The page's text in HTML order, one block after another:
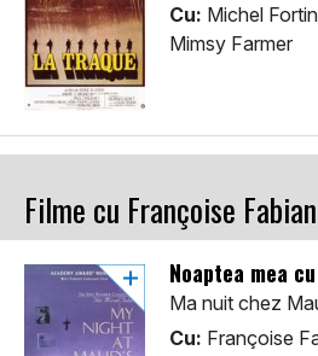
Cu: Michel
Mimsy Farmer
Filme cu Françoise Fabian
Noaptea mea
Ma nuit chez
Cu: Françoise